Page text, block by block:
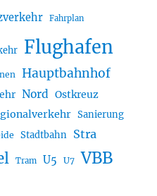
Fahrplan
Flughafen
Hauptbahnhof
Nord Ostkreuz
Sanierung
Stadtbahn Stra
Tram U5 U7 VBB